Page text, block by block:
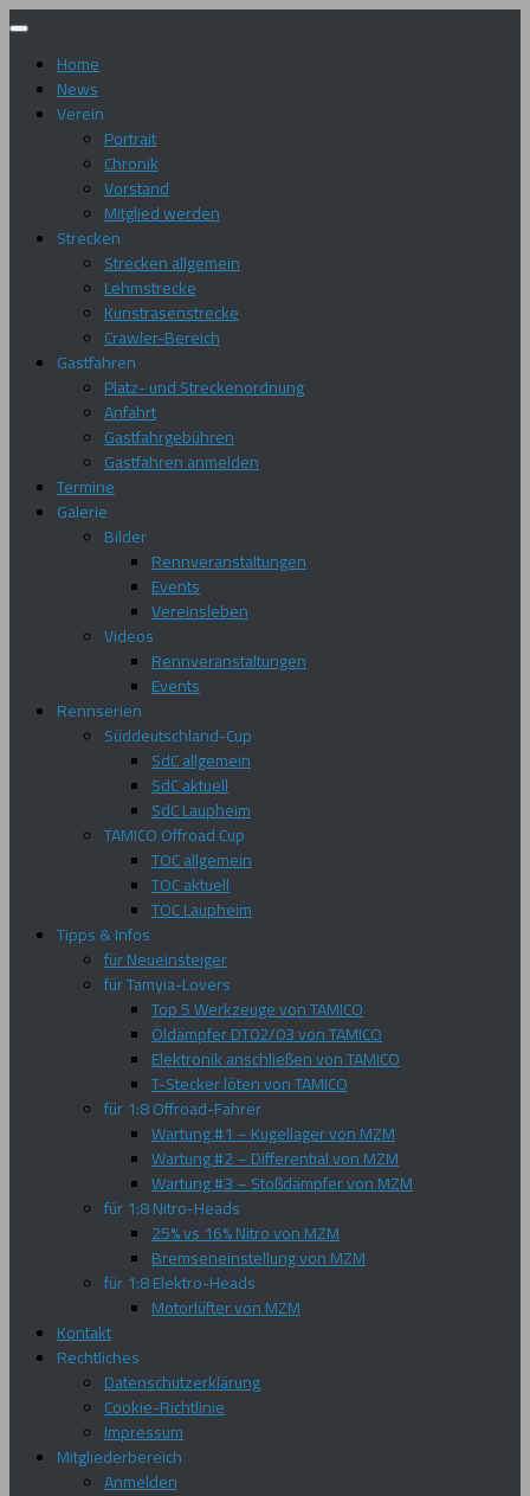
Zum
springenHome
News
Verein
Portrait
Chronik
Vorstand
Mitglied werden
Strecken
Strecken allgemein
Lehmstrecke
Kunstrasenstrecke
Crawler-Bereich
Gastfahren
Platz- und Streckenordnung
Anfahrt
Gastfahrgebühren
Gastfahren anmelden
Termine
Galerie
Bilder
Rennveranstaltungen
Events
Vereinsleben
Videos
Rennveranstaltungen
Events
Rennserien
Süddeutschland-Cup
SdC allgemein
SdC aktuell
SdC Laupheim
TAMICO Offroad Cup
TOC allgemein
TOC aktuell
TOC Laupheim
Tipps & Infos
für Neueinsteiger
für Tamyia-Lovers
Top 5 Werkzeuge von TAMICO
Öldämpfer DT02/03 von TAMICO
Elektronik anschließen von TAMICO
T-Stecker löten von TAMICO
für 1:8 Offroad-Fahrer
Wartung #1 – Kugellager von MZM
Wartung #2 – Differential von MZM
Wartung #3 – Stoßdämpfer von MZM
für 1:8 Nitro-Heads
25% vs 16% Nitro von MZM
Bremseneinstellung von MZM
für 1:8 Elektro-Heads
Motorlüfter von MZM
Kontakt
Rechtliches
Datenschutzerklärung
Cookie-Richtlinie
Impressum
Mitgliederbereich
Anmelden